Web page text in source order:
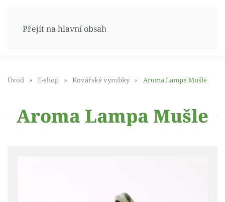
Přejít na hlavní obsah
Úvod E-shop Kovářské výrobky Aroma Lampa Mušle
Aroma Lampa Mušle